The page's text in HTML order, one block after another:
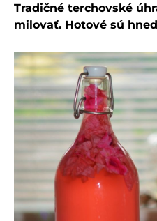
Tradičné terchovské
milovať. Hotové sú